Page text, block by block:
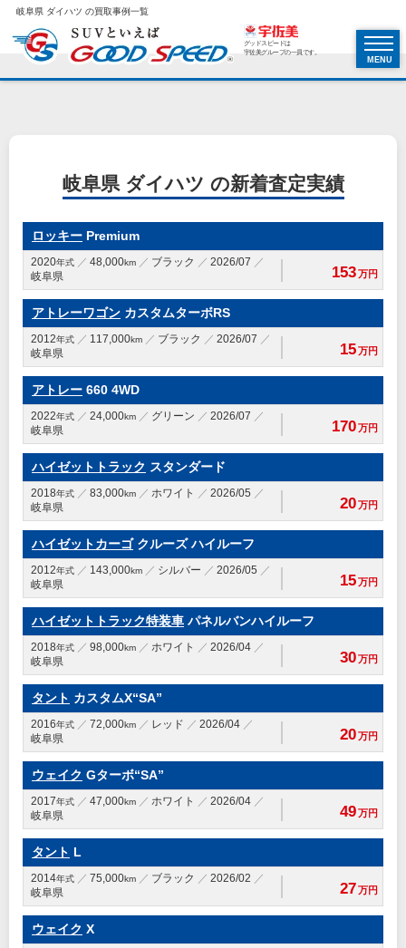
岐阜県 ダイハツ の買取事例一覧
グッドスピードは
宇佐美グループの一員です。
MENU
岐阜県 ダイハツ の新着査定実績
ロッキー Premium
2020年式 48,000km ブラック
2026/07
岐阜県
153万円
アトレーワゴン カスタムターボRS
2012年式 117,000km ブラック
2026/07
岐阜県
15万円
アトレー 660 4WD
2022年式 24,000km グリーン
2026/07
岐阜県
170万円
ハイゼットトラック スタンダード
2018年式 83,000km ホワイト
2026/05
岐阜県
20万円
ハイゼットカーゴクルーズ ハイルーフ
2012年式 143,000km シルバー
2026/05
岐阜県
15万円
ハイゼットトラック特装車 パネルバンハイルーフ
2018年式 98,000km ホワイト
2026/04
岐阜県
30万円
タント カスタムX“SA”
2016年式 72,000km レッド
2026/04
岐阜県
20万円
ウェイク Gターボ“SA”
2017年式 47,000km ホワイト
2026/04
岐阜県
49万円
タント L
2014年式 75,000km ブラック
2026/02
岐阜県
27万円
ウェイク X